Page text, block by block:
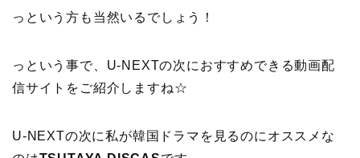
っという方も当然いるでしょう！
っという事で、U-NEXTの次におすすめできる動画配
信サイトをご紹介しますね☆
U-NEXTの次に私が韓国ドラマを見るのにオススメな